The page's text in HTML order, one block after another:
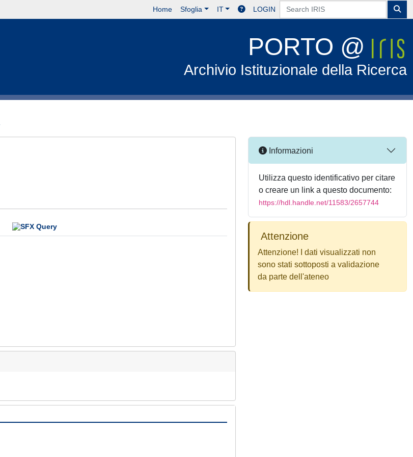
Home Sfoglia IT LOGIN
PORTO @
Archivio Istituzionale della Ricerca
Informazioni
Utilizza questo identificativo per citare
o creare un link a questo documento:
https://hdl.handle.net/11583/2657744
Attenzione
Attenzione! I dati visualizzati non
sono stati sottoposti a validazione
da parte dell'ateneo